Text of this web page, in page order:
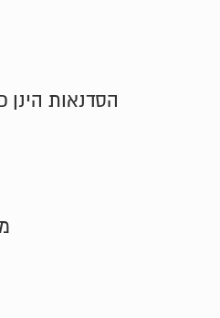
הסדנאות